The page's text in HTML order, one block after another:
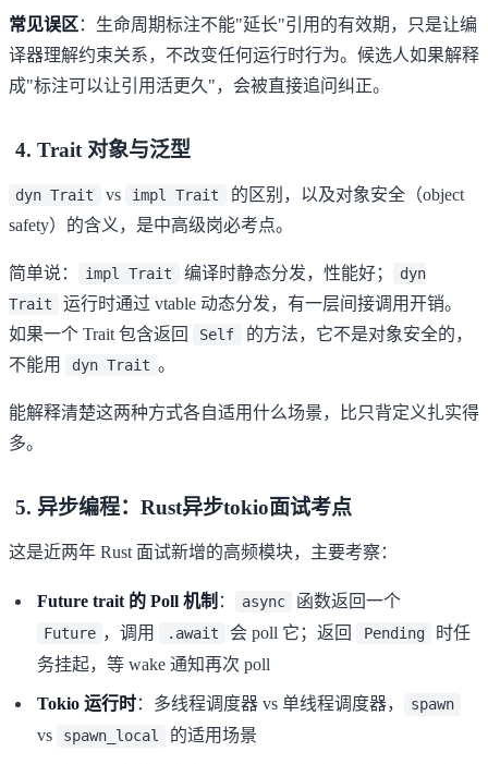
常见误区 ：生命周期标注不能"延长"引用的有效期，只是让编
译器理解约束关系，不改变任何运行时行为。候选人如果解释
成"标注可以让引用活更久"，会被直接追问纠正。
4. Trait 对象与泛型
dyn Trait vs impl Trait
的区别，以及对象安全（object
safety）的含义，是中高级岗必考点。
简单说： impl Trait 编译时静态分发，性能好；
dyn
Trait
运行时通过 vtable 动态分发，有一层间接调用开销。
如果一个 Trait 包含返回
Self
的方法，它不是对象安全的，
不能用
dyn Trait 。
能解释清楚这两种方式各自适用什么场景，比只背定义扎实得
多。
5. 异步编程：Rust异步tokio面试考点
这是近两年 Rust 面试新增的高频模块，主要考察：
Future trait 的 Poll 机制 ： async 函数返回一个
Future ，调用 .await 会 poll 它；返回 Pending
时任
务挂起，等 wake 通知再次 poll
Tokio 运行时：多线程调度器 vs 单线程调度器， spawn
vs spawn_local 的适用场景